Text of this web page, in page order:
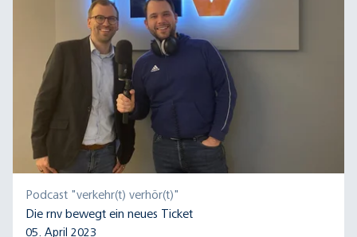
Podcast "verkehr(t) verhör(t)"
Die rnv bewegt ein neues Ticket
05. April 2023